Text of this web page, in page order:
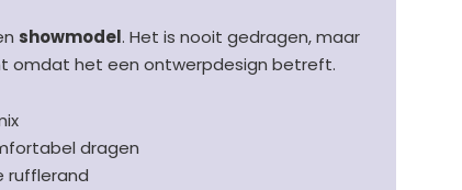
showmodel. Het is nooit gedragen, maar
omdat het een ontwerpdesign betreft.
dragen
rufflerand